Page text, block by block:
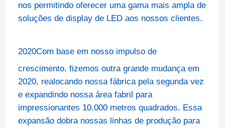
nos permitindo oferecer uma gama mais ampla de
soluções de display de LED aos nossos clientes.
2020Com base em nosso impulso de
crescimento, fizemos outra grande mudança em
2020, realocando nossa fábrica pela segunda vez
e expandindo nossa área fabril para
impressionantes 10.000 metros quadrados. Essa
expansão dobra nossas linhas de produção para